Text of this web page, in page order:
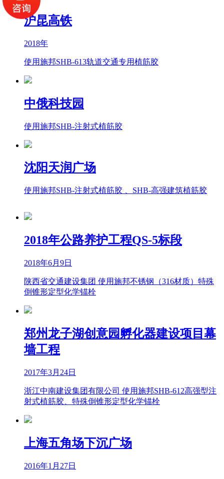
沪昆高铁
2018年
使用施邦SHB-613轨道交通专用植筋胶
中俄科技园
使用施邦SHB-注射式植筋胶
沈阳天润广场
使用施邦SHB-注射式植筋胶 、SHB-高强建筑植筋胶
2018年公路养护工程QS-5标段
2018年6月9日
陕西省交通建设集团 使用施邦不锈钢（316材质）特殊
倒锥形定型化学锚栓
郑州龙子湖创意园孵化器建设项目幕
墙工程
2017年3月24日
浙江中南建设集团有限公司 使用施邦SHB-612高强型注
射式植筋胶、特殊倒锥形定型化学锚栓
上海五角场下沉广场
2016年1月27日